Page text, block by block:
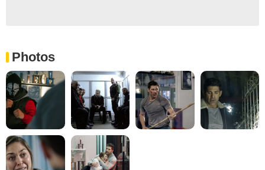
Photos